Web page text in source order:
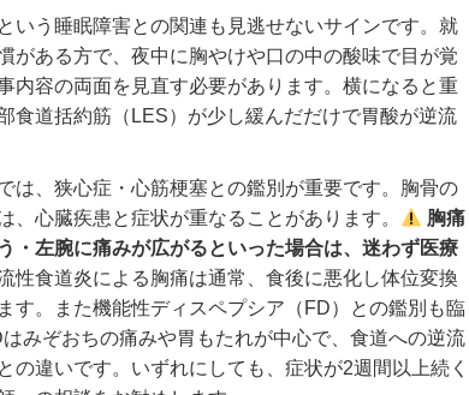
いう睡眠障害との関連も見逃せないサインです。就
がある方で、夜中に胸やけや口の中の酸味で目が覚
内容の両面を見直す必要があります。横になると重
食道括約筋（LES）が少し緩んだだけで胃酸が逆流
は、狭心症・心筋梗塞との鑑別が重要です。胸骨の
、心臓疾患と症状が重なることがあります。
胸痛
・左腕に痛みが広がるといった場合は、迷わず医療
性食道炎による胸痛は通常、食後に悪化し体位変換
す。また機能性ディスペプシア（FD）との鑑別も臨
みぞおちの痛みや胃もたれが中心で、食道への逆流
の違いです。いずれにしても、症状が2週間以上続く